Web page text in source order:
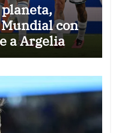
con
a Argelia